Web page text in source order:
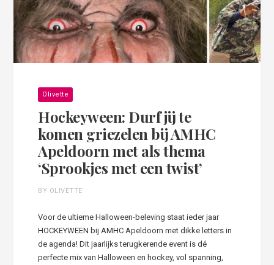
Olivette
Hockeyween: Durf jij te
komen griezelen bij AMHC
Apeldoorn met als thema
‘Sprookjes met een twist’
BY OLIVETTE
Voor de ultieme Halloween-beleving staat ieder jaar
HOCKEYWEEN bij AMHC Apeldoorn met dikke letters in
de agenda! Dit jaarlijks terugkerende event is dé
perfecte mix van Halloween en hockey, vol spanning,